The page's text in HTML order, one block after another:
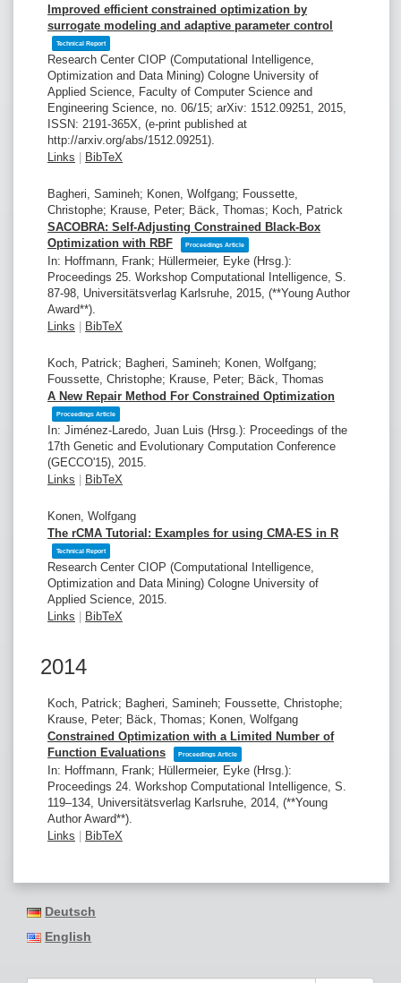
Improved efficient constrained optimization by
surrogate modeling and adaptive parameter control
Technical Report
Research Center CIOP (Computational Intelligence,
Optimization and Data Mining) Cologne University of
Applied Science, Faculty of Computer Science and
Engineering Science, no. 06/15; arXiv: 1512.09251, 2015
ISSN: 2191-365X , (e-print published at
http://arxiv.org/abs/1512.09251)
Links
BibTeX
Bagheri, Samineh; Konen, Wolfgang; Foussette,
Christophe; Krause, Peter; Bäck, Thomas; Koch, Patrick
SACOBRA: Self-Adjusting Constrained Black-Box
Optimization with RBF
Proceedings Article
In: Hoffmann, Frank; Hüllermeier, Eyke (Hrsg.):
Proceedings 25. Workshop Computational Intelligence, S.
87-98, Universitätsverlag Karlsruhe, 2015 , (**Young Author
Award**)
Links
BibTeX
Koch, Patrick; Bagheri, Samineh; Konen, Wolfgang;
Foussette, Christophe; Krause, Peter; Bäck, Thomas
A New Repair Method For Constrained Optimization
Proceedings Article
In: Jiménez-Laredo, Juan Luis (Hrsg.): Proceedings of the
17th Genetic and Evolutionary Computation Conference
(GECCO'15), 2015
Links
BibTeX
Konen, Wolfgang
The rCMA Tutorial: Examples for using CMA-ES in R
Technical Report
Research Center CIOP (Computational Intelligence,
Optimization and Data Mining) Cologne University of
Applied Science, 2015
Links
BibTeX
2014
Koch, Patrick; Bagheri, Samineh; Foussette, Christophe;
Krause, Peter; Bäck, Thomas; Konen, Wolfgang
Constrained Optimization with a Limited Number of
Function Evaluations
Proceedings Article
In: Hoffmann, Frank; Hüllermeier, Eyke (Hrsg.):
Proceedings 24. Workshop Computational Intelligence, S.
119–134, Universitätsverlag Karlsruhe, 2014 , (**Young
Author Award**)
Links
BibTeX
Deutsch
English